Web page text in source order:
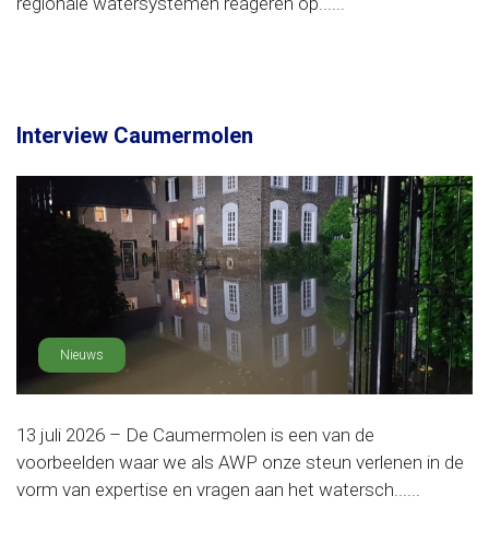
Interview Caumermolen
Nieuws
13 juli 2026 – De Caumermolen is een van de
voorbeelden waar we als AWP onze steun verlenen in de
vorm van expertise en vragen aan het watersch......